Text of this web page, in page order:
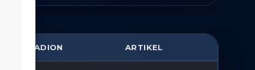
STADION ARTIKEL